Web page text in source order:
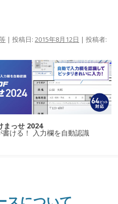
| 投稿日: 2015年8月12日 | 投稿者:
まっせ 2024
書ける！ 入力欄を自動認識